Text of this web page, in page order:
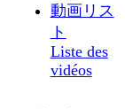
動画リス
ト
Liste des
vidéos